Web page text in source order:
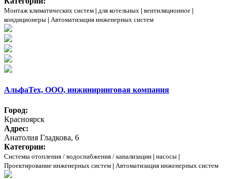
Монтаж климатических систем | для котельных | вентиляционное |
кондиционеры | Автоматизация инженерных систем
АльфаТех, ООО, инжиниринговая компания
Город:
Красноярск
Адрес:
Анатолия Гладкова, 6
Категории:
Системы отопления / водоснабжения / канализации | насосы |
Проектирование инженерных систем | Автоматизация инженерных систем